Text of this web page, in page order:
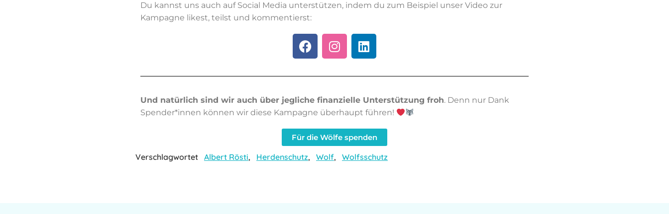
Du kannst uns auch auf Social Media unterstützen, indem du zum Beispiel unser Video zur
Kampagne likest, teilst und kommentierst:
Und natürlich sind wir auch über jegliche finanzielle Unterstützung froh. Denn nur Dank
Spender*innen können wir diese Kampagne überhaupt führen!
Für die Wölfe spenden
Verschlagwortet Albert Rösti, Herdenschutz, Wolf, Wolfsschutz